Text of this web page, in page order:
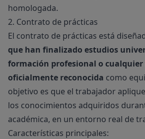
homologada.
2. Contrato de prácticas
El contrato de prácticas está
que han finalizado estudios
formación profesional o
oficialmente reconocida como
objetivo es que el trabajador
los conocimientos adquiridos
académica, en un entorno real de
Características principales: